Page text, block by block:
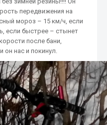
передвижения на
мороз – 15 км/ч, если
если быстрее – стынет
после бани,
он нас и покинул.